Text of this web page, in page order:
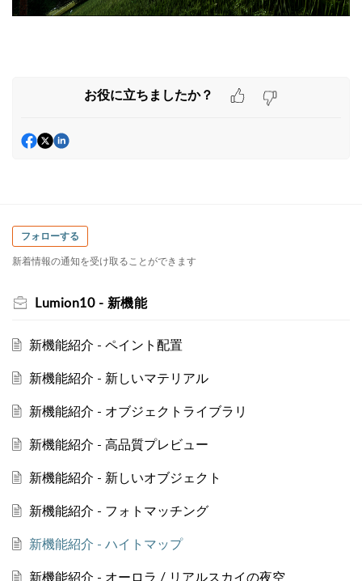
お役に立ちましたか？
フォローする
新着情報の通知を受け取ることができます
Lumion10 - 新機能
新機能紹介 - ペイント配置
新機能紹介 - 新しいマテリアル
新機能紹介 - オブジェクトライブラリ
新機能紹介 - 高品質プレビュー
新機能紹介 - 新しいオブジェクト
新機能紹介 - フォトマッチング
新機能紹介 - ハイトマップ
新機能紹介 - オーロラ / リアルスカイの夜空